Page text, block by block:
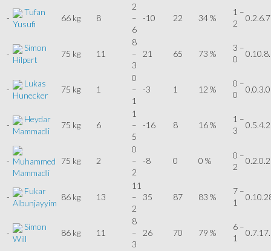
-
Tufan
Yusufi
66 kg 8
2
–
6
-10 22 34 %
1 –
2
0.2.6.7
-
Simon
Hilpert
75 kg 11
8
–
3
21 65 73 %
3 –
0
-
Lukas
Hunecker
75 kg 1
0
–
1
-3 1 12 %
0 –
0
0.0.3.0
-
Heydar
Mammadli
75 kg 6
1
–
5
-16 8 16 %
1 –
3
0.5.4.2
- Muhammed
Mammadli
75 kg 2
0
–
2
-8 0 0 %
0 –
2
0.2.0.2
-
Fukar
Albunjayyim
86 kg 13
11
–
2
35 87 83 %
7 –
1
-
Simon
Will
86 kg 11
8
–
3
26 70 79 %
6 –
1